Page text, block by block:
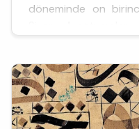
döneminde on
Tez yarışmasına
detaylar şu ş...